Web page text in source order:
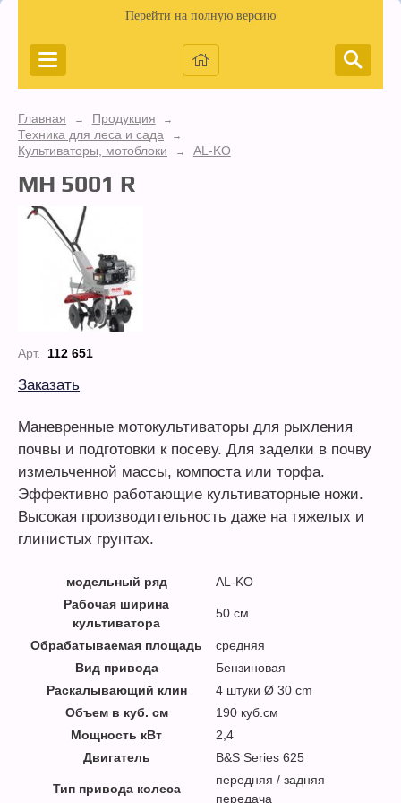
Перейти на полную версию
Главная → Продукция →
Техника для леса и сада →
Культиваторы, мотоблоки → AL-KO
MH 5001 R
Арт. 112 651
Заказать
Маневренные мотокультиваторы для рыхления
почвы и подготовки к посеву. Для заделки в почву
измельченной массы, компоста или торфа.
Эффективно работающие культиваторные ножи.
Высокая производительность даже на тяжелых и
глинистых грунтах.
модельный ряд
AL-KO
Рабочая ширина
культиватора
50 см
Обрабатываемая площадь
средняя
Вид привода
Бензиновая
Раскалывающий клин
4 штуки Ø 30 cm
Объем в куб. см
190 куб.см
Мощность кВт
2,4
Двигатель
B&S Series 625
Тип привода колеса
передняя / задняя
передача